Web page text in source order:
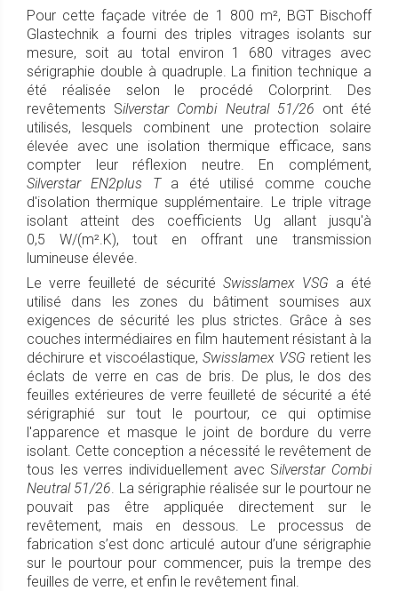
Pour cette façade vitrée de 1 800 m², BGT Bischoff
Glastechnik a fourni des triples vitrages isolants sur
mesure, soit au total environ 1 680 vitrages avec
sérigraphie double à quadruple. La finition technique a
été réalisée selon le procédé Colorprint. Des
revêtements Silverstar Combi Neutral 51/26 ont été
utilisés, lesquels combinent une protection solaire
élevée avec une isolation thermique efficace, sans
compter leur réflexion neutre. En complément,
Silverstar EN2plus Ta été utilisé comme couche
d'isolation thermique supplémentaire. Le triple vitrage
isolant atteint des coefficients Ug allant jusqu'à
0,5 W/(m².K), tout en offrant une transmission
lumineuse élevée.
Le verre feuilleté de sécurité Swisslamex VSG a été
utilisé dans les zones du bâtiment soumises aux
exigences de sécurité les plus strictes. Grâce à ses
couches intermédiaires en film hautement résistant à la
déchirure et viscoélastique, Swisslamex VSG retient les
éclats de verre en cas de bris. De plus, le dos des
feuilles extérieures de verre feuilleté de sécurité a été
sérigraphié sur tout le pourtour, ce qui optimise
l'apparence et masque le joint de bordure du verre
isolant. Cette conception a nécessité le revêtement de
tous les verres individuellement avec Silverstar Combi
Neutral 51/26. La sérigraphie réalisée sur le pourtour ne
pouvait pas être appliquée directement sur le
revêtement, mais en dessous. Le processus de
fabrication s’est donc articulé autour d’une sérigraphie
sur le pourtour pour commencer, puis la trempe des
feuilles de verre, et enfin le revêtement final.